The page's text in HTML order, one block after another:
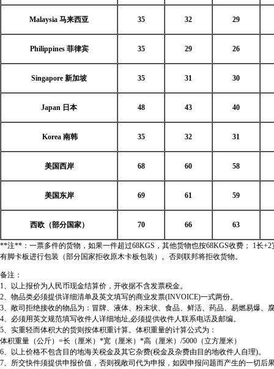
Malaysia 马来西亚 35 32 29
Philippines 菲律宾 35 29 26
Singapore 新加坡 35 31 30
Japan 日本 48 43 40
Korea 南韩 35 32 31
美国西岸 68 60 58
美国东岸 69 61 59
西欧（部分国家） 70 66 63
**注**：一票多件的货物，如果一件超过68KGS，其他货物也按68KGS收费； 1长
有脚卡板进行包装（部分国家拒收原木卡板包装）。否则联邦将拒收货物。
备注：
1、以上报价为人民币现金结算价，开收据不含发票税金。
2、物品类必须提供详细清单及英文填写的商业发票(INVOICE)一式两份。
3、敞司拒绝接收的物品为：冒牌、液体、粉末状、食品、鲜活、药品、易燃易爆、
4、必须用英文规范填写收件人详细地址,必须提供收件人联系电话及邮编。
5、实重轻而体积大的货则按体积重计算。体积重量的计算公式为：
体积重量（公斤）=长（厘米）*宽（厘米）*高（厘米）/5000（立方厘米）
6、以上价格不包含目的地海关税金及其它杂费(税金及杂费由目的地收件人自理)。
7、所交快件须提供申报价值，否则视敞司代为申报，如因申报问题而产生的一切后